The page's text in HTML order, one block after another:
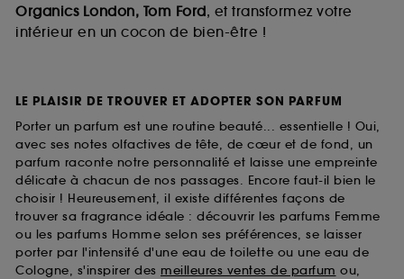
Organics London, Tom Ford, et transformez votre
intérieur en un cocon de bien-être !
LE PLAISIR DE TROUVER ET ADOPTER SON PARFUM
Porter un parfum est une routine beauté... essentielle ! Oui,
avec ses notes olfactives de tête, de cœur et de fond, un
parfum raconte notre personnalité et laisse une empreinte
délicate à chacun de nos passages. Encore faut-il bien le
choisir ! Heureusement, il existe différentes façons de
trouver sa fragrance idéale : découvrir les parfums Femme
ou les parfums Homme selon ses préférences, se laisser
porter par l'intensité d'une eau de toilette ou une eau de
Cologne, s'inspirer des meilleures ventes de parfum ou,